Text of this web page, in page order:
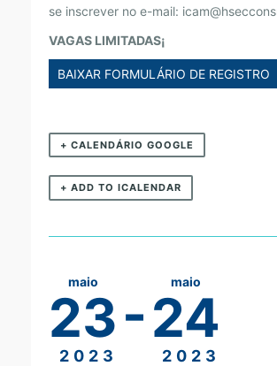
I
A
I
A
M
se inscrever no e-mail:
VAGAS LIMITADAS¡
BAIXAR FORMULÁRIO DE REGISTRO
+ CALENDÁRIO GOOGLE
+ ADD TO ICALENDAR
maio
23
2023
-
maio
24
2023